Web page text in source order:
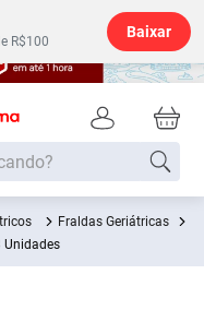
R$100
Baixar
Fraldas Geriátricas
Unidades